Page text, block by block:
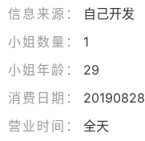
信息来源：
自己开发
小姐数量：
1
小姐年龄：
29
消费日期：
20190828
营业时间：
全天